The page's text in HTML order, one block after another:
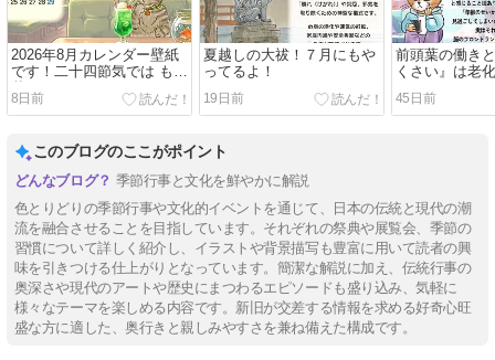
2026年8月カレンダー壁紙
です！二十四節気では もう
秋！？
8日前
夏越しの大祓！７月にもや
ってるよ！
19日前
前頭葉の働き
くさい』は老
45日前
このブログのここがポイント
季節行事と文化を鮮やかに解説
色とりどりの季節行事や文化的イベントを通じて、日本の伝統と現代の潮
流を融合させることを目指しています。それぞれの祭典や展覧会、季節の
習慣について詳しく紹介し、イラストや背景描写も豊富に用いて読者の興
味を引きつける仕上がりとなっています。簡潔な解説に加え、伝統行事の
奥深さや現代のアートや歴史にまつわるエピソードも盛り込み、気軽に
様々なテーマを楽しめる内容です。新旧が交差する情報を求める好奇心旺
盛な方に適した、奥行きと親しみやすさを兼ね備えた構成です。